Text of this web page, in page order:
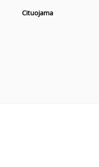
Cituojama